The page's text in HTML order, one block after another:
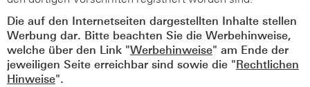
Die auf den Internetseiten dargestellten Inhalte stellen
Werbung dar. Bitte beachten Sie die Werbehinweise,
welche über den Link "Werbehinweise" am Ende der
jeweiligen Seite erreichbar sind sowie die "Rechtlichen
Hinweise".